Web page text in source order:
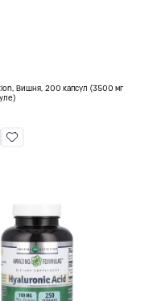
Вишня, 200 капсул (3500 мг